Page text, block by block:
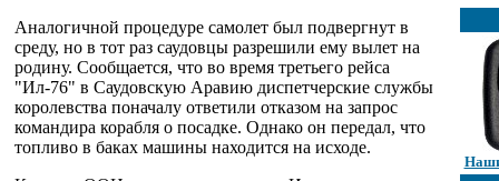
Аналогичной процедуре самолет был подвергнут в
среду, но в тот раз саудовцы разрешили ему вылет на
родину. Сообщается, что во время третьего рейса
"Ил-76" в Саудовскую Аравию диспетчерские службы
королевства поначалу ответили отказом на запрос
командира корабля о посадке. Однако он передал, что
топливо в баках машины находится на исходе.